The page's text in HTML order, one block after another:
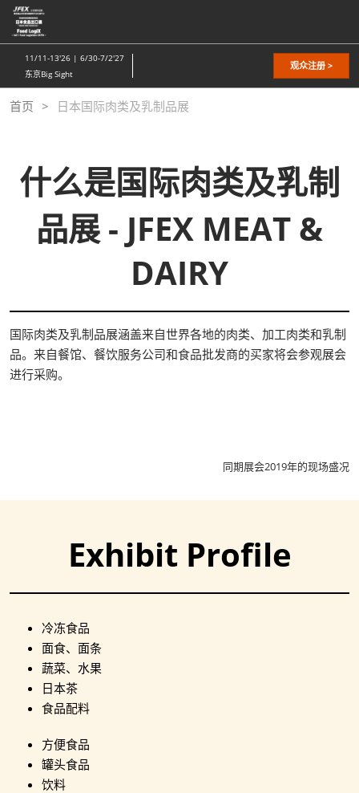
直
接
跳
至
内
11/11-13'26 | 6/30-7/2'27
东京Big Sight
观众注册 >
首页 日本国际肉类及乳制品展
什么是国际肉类及乳制
品展 - JFEX MEAT &
DAIRY
国际肉类及乳制品展涵盖来自世界各地的肉类、加工肉类和乳制
品。来自餐馆、餐饮服务公司和食品批发商的买家将会参观展会
进行采购。
同期展会2019年的现场盛况
Exhibit Profile
冷冻食品
面食、面条
蔬菜、水果
日本茶
食品配料
方便食品
罐头食品
饮料